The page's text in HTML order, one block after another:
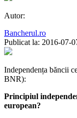
Autor:
Bancherul.ro
Publicat la: 2016-07-
Independența băncii
BNR):
Principiul
european?